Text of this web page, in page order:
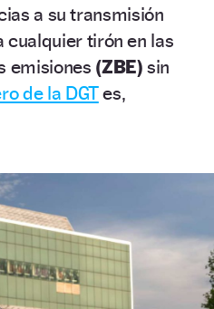
a su transmisión
cualquier tirón en las
emisiones (ZBE) sin
de la DGTes,